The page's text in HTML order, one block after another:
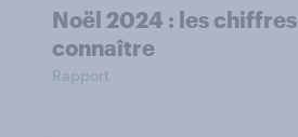
Noël 2024 : les
connaître
Rapport